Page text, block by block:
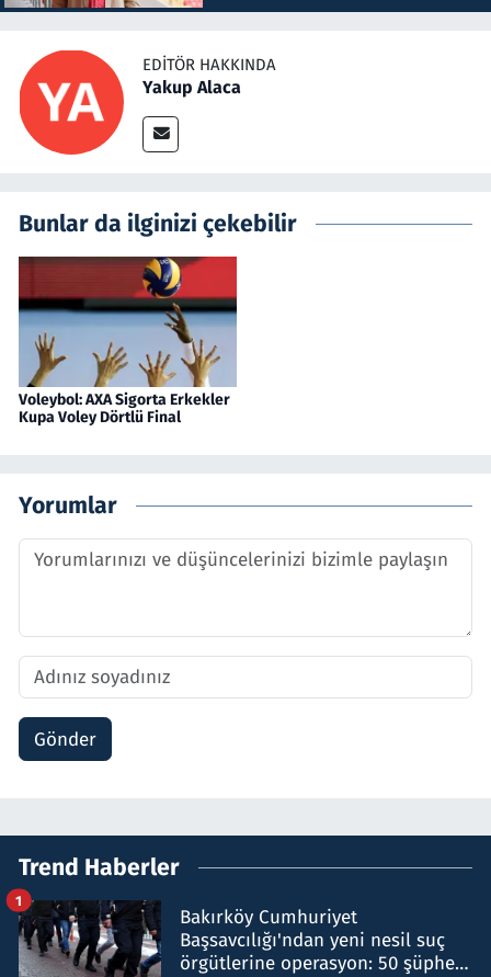
EDITÖR HAKKINDA
Yakup Alaca
Bunlar da ilginizi çekebilir
Voleybol: AXA Sigorta Erkekler
Kupa Voley Dörtlü Final
Yorumlar
Gönder
Trend Haberler
Bakırköy Cumhuriyet
Başsavcılığı'ndan yeni nesil suç
örgütlerine operasyon: 50 şüpheli
1